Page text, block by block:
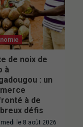
de noix de
à
: un
à de
défis
le 8 août 2026